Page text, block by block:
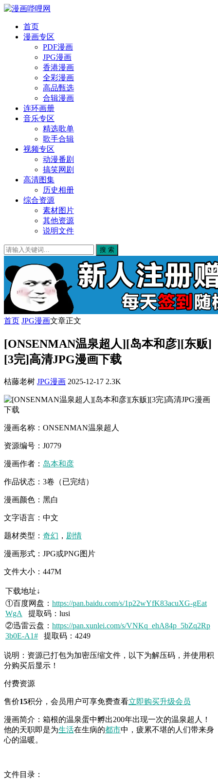
首页
漫画专区
PDF漫画
JPG漫画
香港漫画
全彩漫画
高品甄选
合辑漫画
连环画册
音乐专区
精选歌单
歌手合辑
视频专区
动漫番剧
搞笑网剧
高清图集
历史相册
综合资源
素材图片
其他资源
说明文件
搜 索
首页 JPG漫画文章正文
[ONSENMAN温泉超人][岛本和彦][东贩]
[3完]高清JPG漫画下载
枯藤老树 JPG漫画 2025-12-17 2.3K
漫画名称：ONSENMAN温泉超人
资源编号：J0779
漫画作者： 岛本和彦
作品状态：3卷（已完结）
漫画颜色：黑白
文字语言：中文
题材类型： 奇幻 ， 剧情
漫画形式：JPG或PNG图片
文件大小：447M
下载地址↓
①百度网盘： https://pan.baidu.com/s/1p22wYfK83acuXG-gEat
WgA
提取码：lusi
②迅雷云盘： https://pan.xunlei.com/s/VNKq_ehA84p_5bZq2Rp
3b0E-A1# 提取码：4249
说明：资源已打包为加密压缩文件，以下为解压码，并使用积
分购买后显示！
付费资源
售价15积分 ，会员用户可享免费查看立即购买升级会员
漫画简介：箱根的温泉蛋中孵出200年出现一次的温泉超人！
他的天职即是为生活在生病的都市中，疲累不堪的人们带来身
心的温暖。
文件目录：